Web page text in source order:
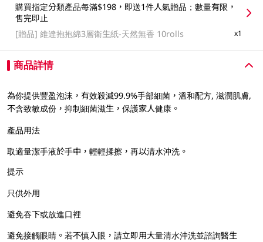
購買指定分類產品每滿$198，即送1件人氣贈品；數量有限，
售完即止
[贈品]維達抱抱綿3層衛生紙-天然無香 10rolls x1
商品詳情
為你提供豐盈泡沫，有效殺滅99.9%手部細菌，溫和配方, 滋潤肌膚,
不含致敏成份，抑制細菌滋生，保護家人健康。
產品用法
取適量潔手液於手中，輕輕揉擦，再以清水沖洗。
提示
只供外用
避免吞下或放進口裡
避免接觸眼睛。若不慎入眼，請立即用大量清水沖洗並諮詢醫生